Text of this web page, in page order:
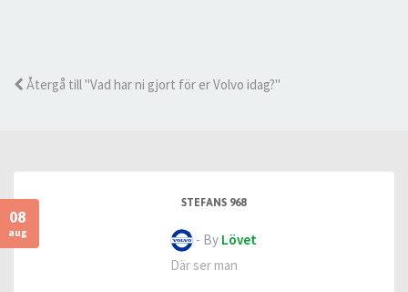
Återgå till "Vad har ni gjort för er Volvo idag?"
08
aug
STEFANS 968
- By Lövet
Där ser man